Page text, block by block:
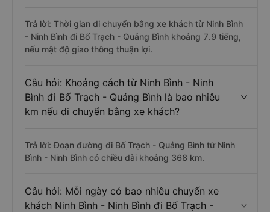
Trả lời: Thời gian di chuyển bằng xe khách từ Ninh Bình
- Ninh Bình đi Bố Trạch - Quảng Bình khoảng 7.9 tiếng,
nếu mật độ giao thông thuận lợi.
Câu hỏi: Khoảng cách từ Ninh Bình - Ninh
Bình đi Bố Trạch - Quảng Bình là bao nhiêu
km nếu di chuyển bằng xe khách?
Trả lời: Đoạn đường đi Bố Trạch - Quảng Bình từ Ninh
Bình - Ninh Bình có chiều dài khoảng 368 km.
Câu hỏi: Mỗi ngày có bao nhiêu chuyến xe
khách Ninh Bình - Ninh Bình đi Bố Trạch -